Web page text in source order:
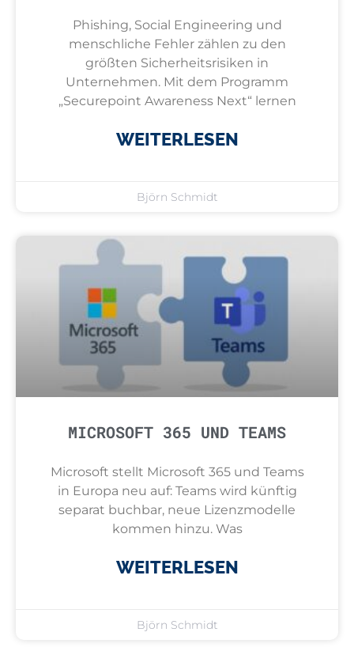
Phishing, Social Engineering und
menschliche Fehler zählen zu den
größten Sicherheitsrisiken in
Unternehmen. Mit dem Programm
„Securepoint Awareness Next“ lernen
WEITERLESEN
Björn Schmidt
MICROSOFT 365 UND TEAMS
Microsoft stellt Microsoft 365 und Teams
in Europa neu auf: Teams wird künftig
separat buchbar, neue Lizenzmodelle
kommen hinzu. Was
WEITERLESEN
Björn Schmidt